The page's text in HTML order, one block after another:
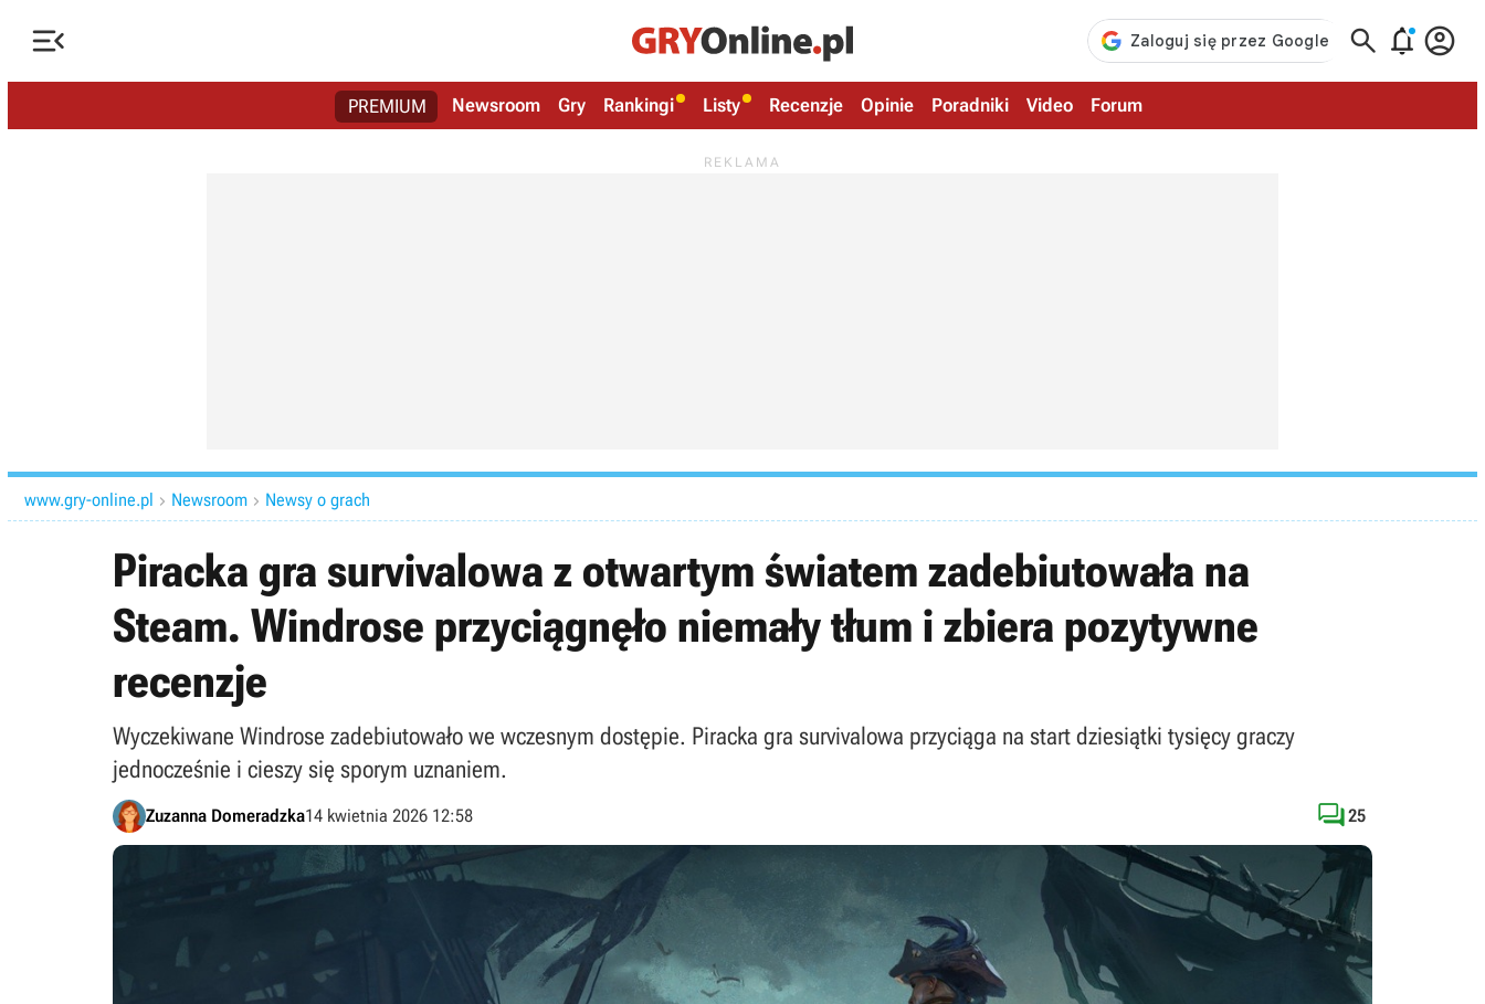
   
PREMIUM Newsroom Gry Rankingi Listy Recenzje Opinie Poradniki Video Forum
www.gry-online.pl  Newsroom  Newsy o grach
Piracka gra survivalowa z otwartym światem zadebiutowała na
Steam. Windrose przyciągnęło niemały tłum i zbiera pozytywne
recenzje
Wyczekiwane Windrose zadebiutowało we wczesnym dostępie. Piracka gra survivalowa przyciąga na start dziesiątki tysięcy graczy
jednocześnie i cieszy się sporym uznaniem.
Zuzanna Domeradzka14 kwietnia 2026 12:58 25